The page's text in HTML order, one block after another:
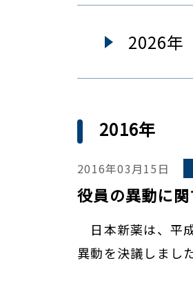
2026年
2016年
2016年03月15日
役員の異動に
日本新薬は、平
異動を決議しまし